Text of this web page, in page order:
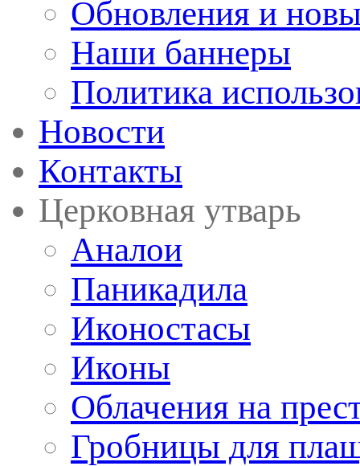
Обновления и
Наши баннеры
Политика
Новости
Контакты
Церковная утварь
Аналои
Паникадила
Иконостасы
Иконы
Облачения на
Гробницы для